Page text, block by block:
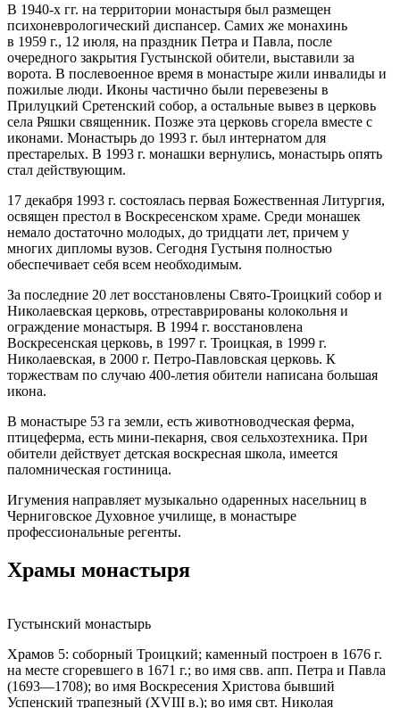
В 1940-х гг. на территории монастыря был размещен
психоневрологический диспансер. Самих же монахинь
в 1959 г., 12 июля, на праздник Петра и Павла, после
очередного закрытия Густынской обители, выставили за
ворота. В послевоенное время в монастыре жили инвалиды и
пожилые люди. Иконы частично были перевезены в
Прилуцкий Сретенский собор, а остальные вывез в церковь
села Ряшки священник. Позже эта церковь сгорела вместе с
иконами. Монастырь до 1993 г. был интернатом для
престарелых. В 1993 г. монашки вернулись, монастырь опять
стал действующим.
17 декабря 1993 г. состоялась первая Божественная Литургия,
освящен престол в Воскресенском храме. Среди монашек
немало достаточно молодых, до тридцати лет, причем у
многих дипломы вузов. Сегодня Густыня полностью
обеспечивает себя всем необходимым.
За последние 20 лет восстановлены Свято-Троицкий собор и
Николаевская церковь, отреставрированы колокольня и
ограждение монастыря. В 1994 г. восстановлена
Воскресенская церковь, в 1997 г. Троицкая, в 1999 г.
Николаевская, в 2000 г. Петро-Павловская церковь. К
торжествам по случаю 400-летия обители написана большая
икона.
В монастыре 53 га земли, есть животноводческая ферма,
птицеферма, есть мини-пекарня, своя сельхозтехника. При
обители действует детская воскресная школа, имеется
паломническая гостиница.
Игумения направляет музыкально одаренных насельниц в
Черниговское Духовное училище, в монастыре
профессиональные регенты.
Храмы монастыря
Густынский монастырь
Храмов 5: соборный Троицкий; каменный построен в 1676 г.
на месте сгоревшего в 1671 г.; во имя свв. апп. Петра и Павла
(1693—1708); во имя Воскресения Христова бывший
Успенский трапезный (XVIII в.); во имя свт. Николая